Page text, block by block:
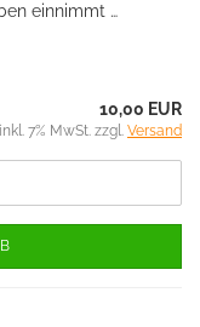
einnimmt …
10,00 EUR
inkl. 7% MwSt. zzgl. Versand